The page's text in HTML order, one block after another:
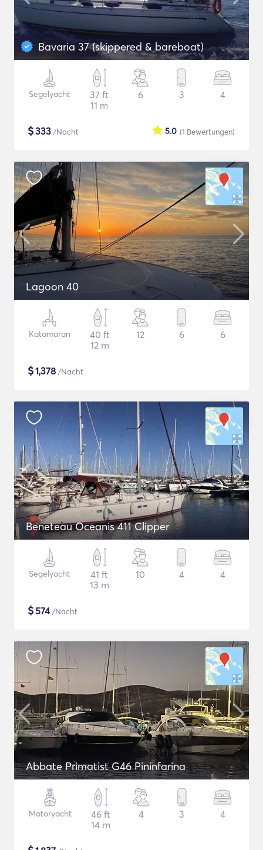
Bavaria 37 (skippered & bareboat)
Segelyacht
37 ft
11 m
6 3 4
$333 /Nacht (1 Bewertungen)
5.0
Lagoon 40
Katamaran
40 ft
12 m
12 6 6
$1,378 /Nacht
Beneteau Oceanis 411 Clipper
Segelyacht
41 ft
13 m
10 4 4
$574/Nacht
Abbate Primatist G46 Pininfarina
Motoryacht
46 ft
14 m
4 3 4